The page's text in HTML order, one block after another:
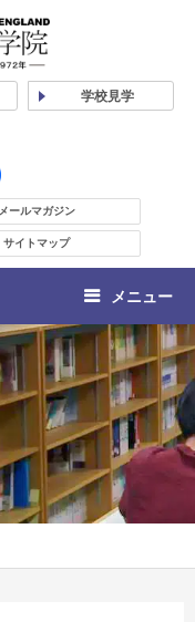
学校見学
メールマガジン
サイトマップ
メニュー